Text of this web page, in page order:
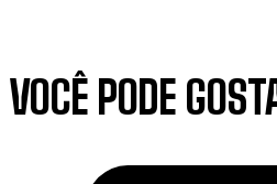
VOCÊ PODE